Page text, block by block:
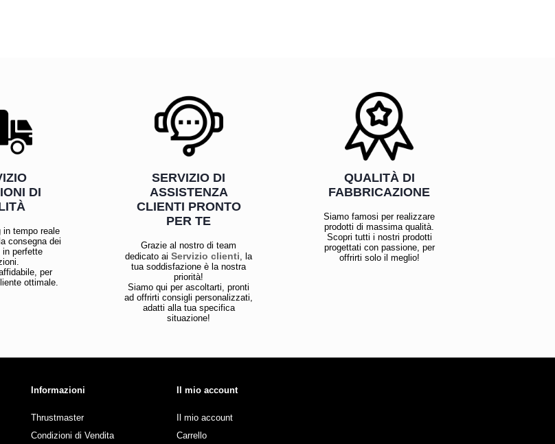
DI
tempo reale
consegna dei
in perfette
per
ottimale.
SERVIZIO DI
ASSISTENZA
CLIENTI PRONTO
PER TE
Grazie al nostro di team
dedicato aiServizio clienti , la
tua soddisfazione è la nostra
priorità!
Siamo qui per ascoltarti, pronti
ad offrirti consigli personalizzati,
adatti alla tua specifica
situazione!
QUALITÀ DI
FABBRICAZIONE
Siamo famosi per realizzare
prodotti di massima qualità.
Scopri tutti i nostri prodotti
progettati con passione, per
offrirti solo il meglio!
Informazioni
Thrustmaster
Condizioni di Vendita
Il mio account
Il mio account
Carrello